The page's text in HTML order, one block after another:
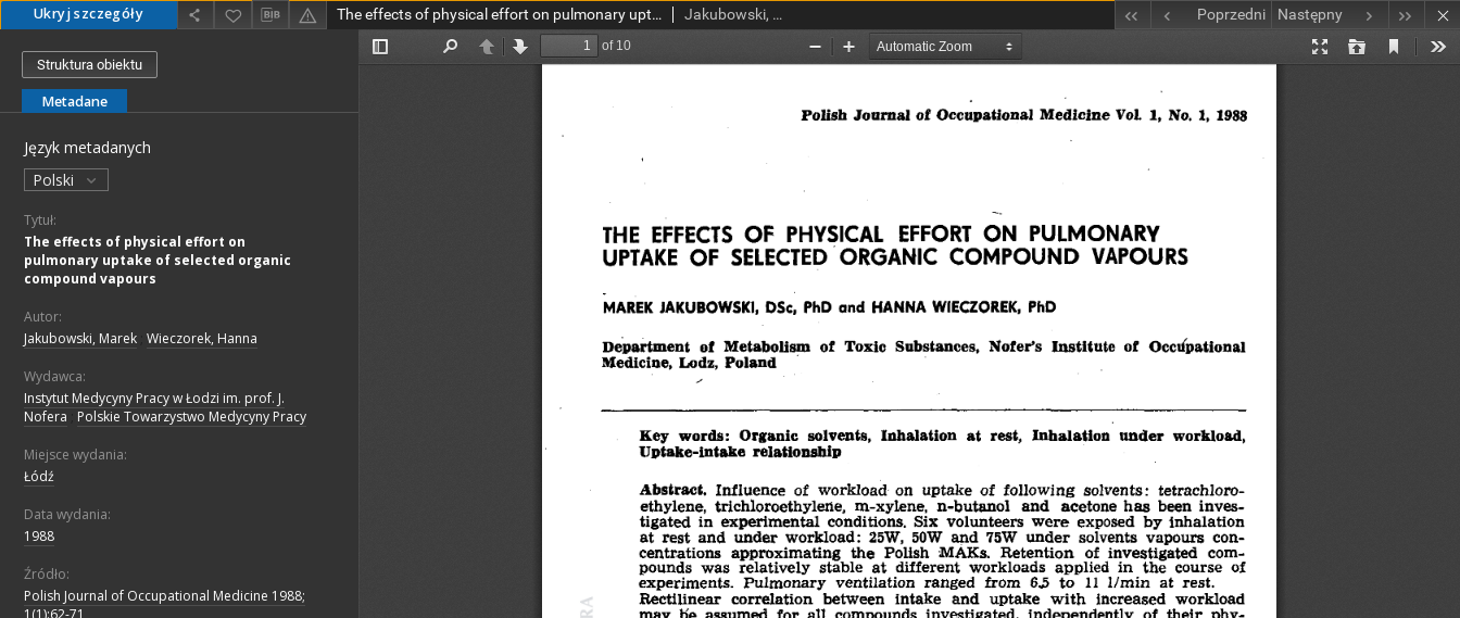
Ukryj szczegóły The effects of physical effort on pulmonary uptake of selected organic compound vapours Jakubowski, Marek; Wieczorek, Hanna Poprzedni Następny
Struktura obiektu
Metadane
Język metadanych
Polski
Tytuł:
The effects of physical effort on
pulmonary uptake of selected organic
compound vapours
Autor:
Jakubowski, Marek Wieczorek, Hanna
Wydawca:
Instytut Medycyny Pracy w Łodzi im. prof. J.
Nofera
Polskie Towarzystwo Medycyny Pracy
Miejsce wydania:
Łódź
Data wydania:
1988
Źródło:
Polish Journal of Occupational Medicine 1988;